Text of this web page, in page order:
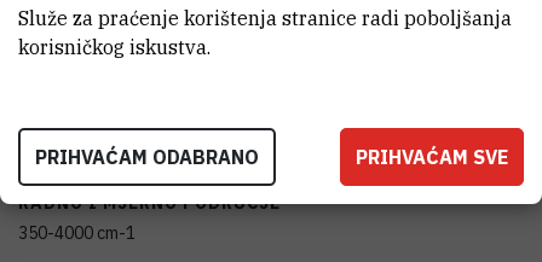
MODEL
Alpha-T
Bruker
RADNO I MJERNO PODRUČJE
350-4000 cm-1
Služe za praćenje korištenja stranice radi poboljšanja
korisničkog iskustva.
PRIHVAĆAM ODABRANO PRIHVAĆAM SVE